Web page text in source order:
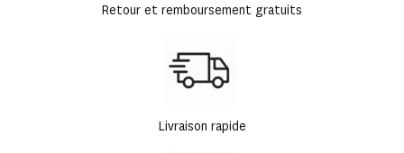
Retour et remboursement gratuits
Livraison rapide